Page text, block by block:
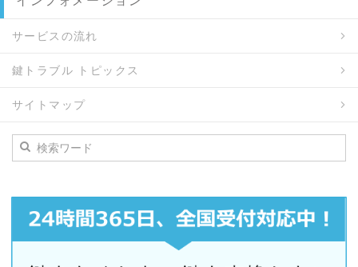
サービスの流れ
鍵トラブル トピックス
サイトマップ